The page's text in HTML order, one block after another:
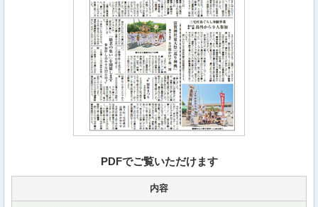
PDFでご覧いただけます
内容